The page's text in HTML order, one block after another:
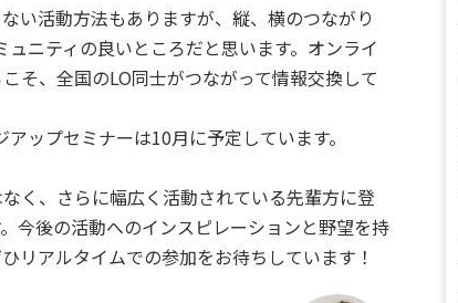
い活動方法もありますが、縦、横のつながり
ニティの良いところだと思います。オンライ
そ、全国のLO同士がつながって情報交換して
ップセミナーは10月に予定しています。
く、さらに幅広く活動されている先輩方に登
今後の活動へのインスピレーションと野望を持
リアルタイムでの参加をお待ちしています！